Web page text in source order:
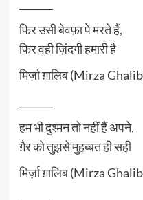
फिर उसी बेवफ़ा पे मरते हैं,
फिर वही ज़िंदगी हमारी है
मिर्ज़ा ग़ालिब (Mirza
हम भी दुश्मन तो नहीं हैं अपने,
ग़ैर को तुझसे मुहब्बत ही सही
मिर्ज़ा ग़ालिब (Mirza